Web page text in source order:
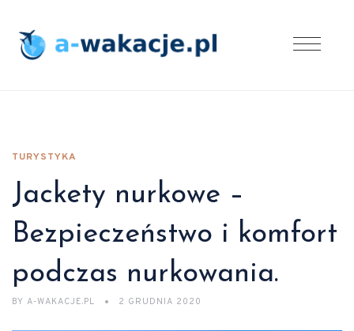
TURYSTYKA
Jackety nurkowe –
Bezpieczeństwo i komfort
podczas nurkowania.
BY A-WAKACJE.PL 2 GRUDNIA 2020